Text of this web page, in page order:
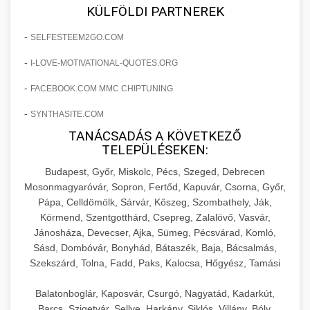
elkötelezettség erősítési módszerek
költségvetését gépi tanulással és
automatizálással.
aikampany.hu AI hirdetési automatizálás
🍞 20. Ipari Dagasztógép
Professzionális ipari dagasztógépek és
konyhák számára. Masszív konstrukció
megbízható teljesítményhez.
kereskedelmi tésztakeverő
🔪 21. Ipari Szeletelőgép
Ipari hús- és sajtszeletelő gépek professzionális
élelmiszer-előkészítéshez. Precíziós vágás
állítható vastagság beállítással.
professzionális élelmiszer szeletelő
📦 22. Vákuumozó Gép
Kereskedelmi vákuumcsomagoló berendezések
élelmiszerek tartósításához. Hosszabbítsa a
szavatossági időt és tartsa meg a termék
frissességét.
chef-iparikonyhagepek.hu
vákuum lezáró berendezés
🎁 23. Vákuumfóliázó Gép +
Ipari vákuumfóliázó gépek professzionális
élelmiszer-csomagolási műveletekhez.
Hatékony lezárási és tartósítási megoldások.
kereskedelmi csomagoló gép
🔥 24. Ipari Sütő és Gőzpároló +
Kereskedelmi légkeveréses sütők és gőzpárolók
kapacitású sütő- és főzőberendezés precíz
❄️ 25. Ipari Hűtőszekrény +
KÜLFÖLDI PARTNEREK
- SELFESTEEM2GO.COM
- I-LOVE-MOTIVATIONAL-QUOTES.ORG
- FACEBOOK.COM MMC CHIPTUNING
- SYNTHASITE.COM
TANÁCSADÁS A KÖVETKEZŐ
TELEPÜLÉSEKEN:
Budapest, Győr, Miskolc, Pécs, Szeged, Debrecen
Mosonmagyaróvár, Sopron, Fertőd, Kapuvár, Csorna, Győr,
Pápa, Celldömölk, Sárvár, Kőszeg, Szombathely, Ják,
Körmend, Szentgotthárd, Csepreg, Zalalövő, Vasvár,
Jánosháza, Devecser, Ajka, Sümeg, Pécsvárad, Komló,
Sásd, Dombóvár, Bonyhád, Bátaszék, Baja, Bácsalmás,
Szekszárd, Tolna, Fadd, Paks, Kalocsa, Hőgyész, Tamási
Balatonboglár, Kaposvár, Csurgó, Nagyatád, Kadarkút,